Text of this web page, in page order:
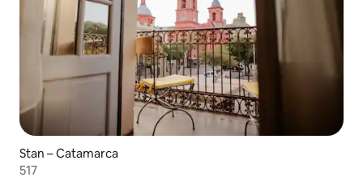
Stan – Catamarca
517